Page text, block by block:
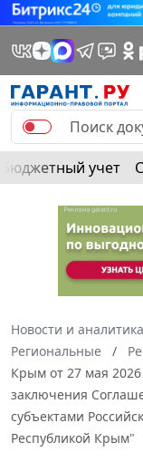
Бюджетный учет
Новости и аналитика
Региональные
Крым от 27 мая
заключения
субъектами
Республикой Крым"